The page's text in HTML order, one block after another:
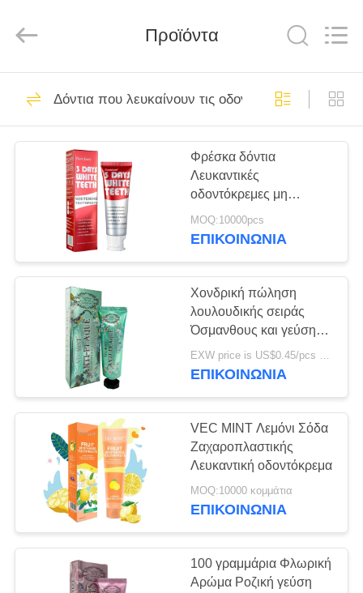
ΣΠΊΤΙ
ΠΡΟΪΌΝΤΑ
ΒΊΝΤΕΟ
ΠΕΡΊΠΟΥ
ΕΜΕΊΣ
ΓΎΡΟΣ
ΕΡΓΟΣΤΑΣΊΩΝ
ΠΟΙΟΤΙΚΌΣ
ΈΛΕΓΧΟΣ
ΜΑΣ
ΕΛΆΤΕ
ΕΠΑΦΉ
CENTER.
Προφορική
οδοντόπαστα
προσοχής
150
Δόντια που
λευκαίνουν τις
οδοντόπαστες
58
Οδοντόπαστα
γεύσης φρούτων
18
Προϊόντα
Δόντια που λευκαίνουν τις οδοντόπαστες
Φρέσκα δόντια
Λευκαντικές
οδοντόκρεμες μη
ερεθιστικές 130g
MOQ:10000pcs
ΕΠΙΚΟΙΝΩΝΊΑ
Χονδρική πώληση
λουλουδικής σειράς
Όσμανθους και γεύση
τσαγιού Λευκαντική
οδοντόκρεμα στοματικό
EXW price is US$0.45/pcs MOQ:10000 κομμάτια
ΕΠΙΚΟΙΝΩΝΊΑ
VEC MINT Λεμόνι Σόδα
Ζαχαροπλαστικής
Λευκαντική οδοντόκρεμα
MOQ:10000 κομμάτια
ΕΠΙΚΟΙΝΩΝΊΑ
100 γραμμάρια Φλωρική
Αρώμα Ροζική γεύση